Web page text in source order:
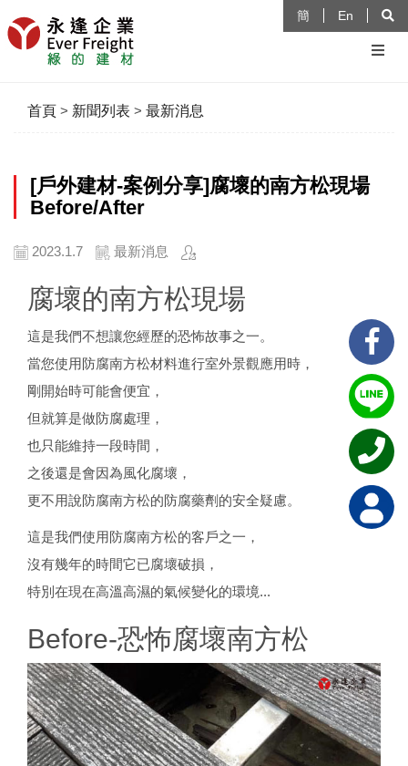
簡 En
首頁 > 新聞列表 > 最新消息
[戶外建材-案例分享]腐壞的南方松現場
Before/After
2023.1.7 最新消息
腐壞的南方松現場
這是我們不想讓您經歷的恐怖故事之一。
當您使用防腐南方松材料進行室外景觀應用時，
剛開始時可能會便宜，
但就算是做防腐處理，
也只能維持一段時間，
之後還是會因為風化腐壞，
更不用說防腐南方松的防腐藥劑的安全疑慮。
這是我們使用防腐南方松的客戶之一，
沒有幾年的時間它已腐壞破損，
特別在現在高溫高濕的氣候變化的環境...
Before-恐怖腐壞南方松